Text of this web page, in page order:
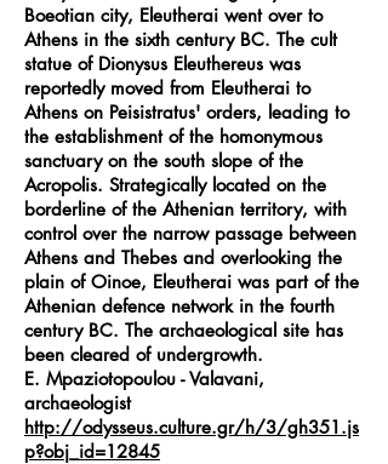
Boeotian city, Eleutherai went over to
Athens in the sixth century BC. The cult
statue of Dionysus Eleuthereus was
reportedly moved from Eleutherai to
Athens on Peisistratus' orders, leading to
the establishment of the homonymous
sanctuary on the south slope of the
Acropolis. Strategically located on the
borderline of the Athenian territory, with
control over the narrow passage between
Athens and Thebes and overlooking the
plain of Oinoe, Eleutherai was part of the
Athenian defence network in the fourth
century BC. The archaeological site has
been cleared of undergrowth.
E. Mpaziotopoulou - Valavani,
archaeologist
http://odysseus.culture.gr/h/3/gh351.js
p?obj_id=12845